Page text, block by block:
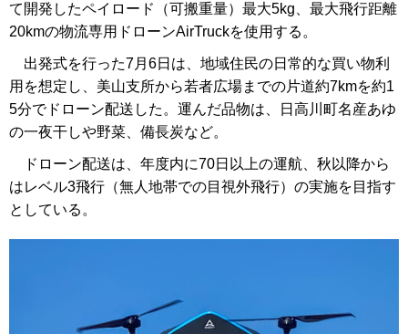
て開発したペイロード（可搬重量）最大5kg、最大飛行距離
20kmの物流専用ドローンAirTruckを使用する。
出発式を行った7月6日は、地域住民の日常的な買い物利
用を想定し、美山支所から若者広場までの片道約7kmを約1
5分でドローン配送した。運んだ品物は、日高川町名産あゆ
の一夜干しや野菜、備長炭など。
ドローン配送は、年度内に70日以上の運航、秋以降から
はレベル3飛行（無人地帯での目視外飛行）の実施を目指す
としている。